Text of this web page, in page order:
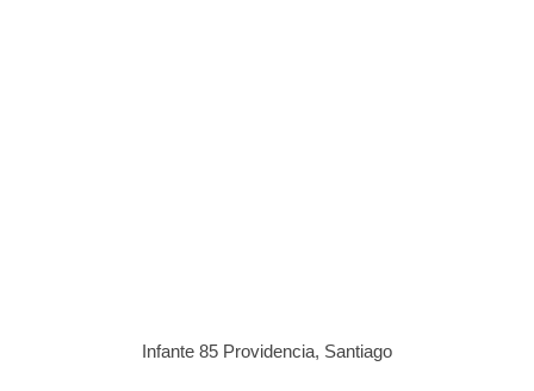
Infante 85 Providencia, Santiago